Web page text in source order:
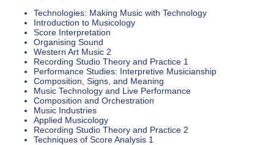
Technologies: Making Music with Technology
Introduction to Musicology
Score Interpretation
Organising Sound
Western Art Music 2
Recording Studio Theory and Practice 1
Performance Studies: Interpretive Musicianship
Composition, Signs, and Meaning
Music Technology and Live Performance
Composition and Orchestration
Music Industries
Applied Musicology
Recording Studio Theory and Practice 2
Techniques of Score Analysis 1